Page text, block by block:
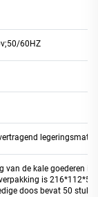
60HZ
van de kale goederen
is 216*112*56
doos bevat 50